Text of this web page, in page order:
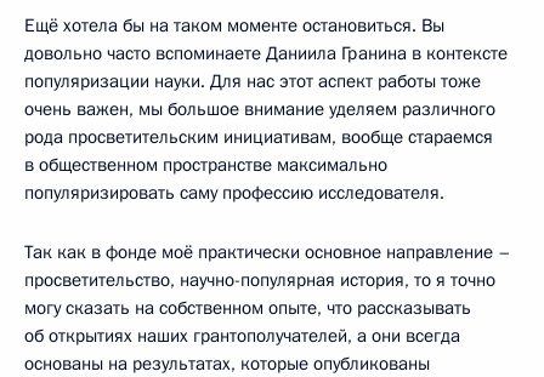
Ещё хотела бы на таком моменте остановиться. Вы
довольно часто вспоминаете Даниила Гранина в контексте
популяризации науки. Для нас этот аспект работы тоже
очень важен, мы большое внимание уделяем различного
рода просветительским инициативам, вообще стараемся
в общественном пространстве максимально
популяризировать саму профессию исследователя.
Так как в фонде моё практически основное направление –
просветительство, научно-популярная история, то я точно
могу сказать на собственном опыте, что рассказывать
об открытиях наших грантополучателей, а они всегда
основаны на результатах, которые опубликованы